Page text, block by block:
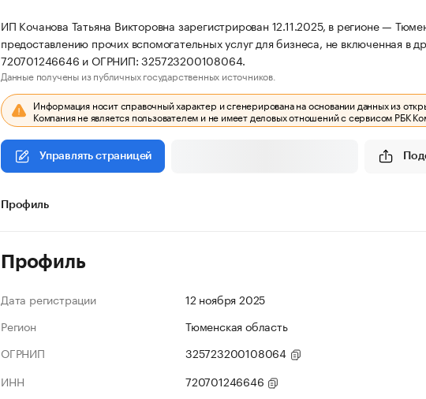
ИП Кочанова Татьяна Викторовна зарегистрирован 12.11.2025, в регионе —
предоставлению прочих вспомогательных услуг для бизнеса, не включенная в
720701246646 и ОГРНИП: 325723200108064.
Данные получены из публичных государственных источников.
Информация носит справочный характер и сгенерирована на основании данных из
Компания не является пользователем и не имеет деловых отношений с сервисом РБК
Управлять страницей
Профиль
Профиль
Дата регистрации
12 ноября 2025
Регион
Тюменская область
ОГРНИП
325723200108064
ИНН
720701246646